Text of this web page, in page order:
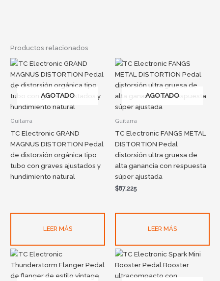
Productos relacionados
AGOTADO
Guitarra
TC Electronic GRAND
MAGNUS DISTORTION Pedal
de distorsión orgánica tipo
tubo con graves ajustados y
hundimiento natural
LEER MÁS
AGOTADO
Guitarra
TC Electronic FANGS METAL
DISTORTION Pedal
distorsión ultra gruesa de
alta ganancia con respuesta
súper ajustada
$87.225
LEER MÁS